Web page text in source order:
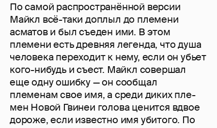
По самой распространённой версии
Майкл всё-таки доплыл до племени
асматов и был съеден ими. В этом
племени есть древняя легенда, что душа
человека переходит к нему, если он убьет
кого-нибудь и съест. Майкл совершал
еще одну ошибку — он сообщал
племенам свое имя, а среди диких пле­
мен Новой Гвинеи голо­ва ценится вдвое
дороже, если известно имя убитого. По